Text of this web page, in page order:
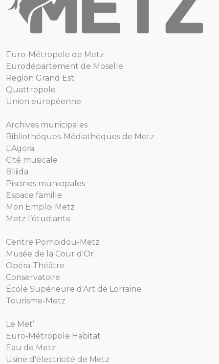
Euro-Métropole de Metz
Eurodépartement de Moselle
Region Grand Est
Quattropole
Union européenne
Archives municipales
Bibliothèques-Médiathèques de Metz
L'Agora
Cité musicale
Bliiida
Piscines municipales
Espace famille
Mon Emploi Metz
Metz l’étudiante
Centre Pompidou-Metz
Musée de la Cour d'Or
Opéra-Théâtre
Conservatoire
École Supérieure d'Art de Lorraine
Tourisme-Metz
Le Met’
Euro-Métropole Habitat
Eau de Metz
Usine d'électricité de Metz